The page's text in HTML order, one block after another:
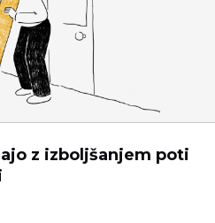
z izboljšanjem poti